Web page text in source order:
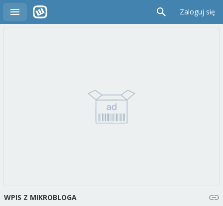
Zaloguj się
WPIS Z MIKROBLOGA